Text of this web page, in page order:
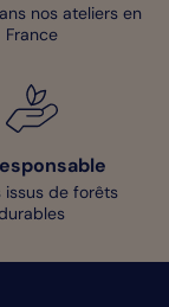
nos ateliers en
France
issus de forêts